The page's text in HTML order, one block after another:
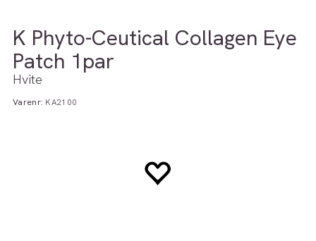
K Phyto-Ceutical Collagen Eye
Patch 1par
Hvite
Varenr: KA2100